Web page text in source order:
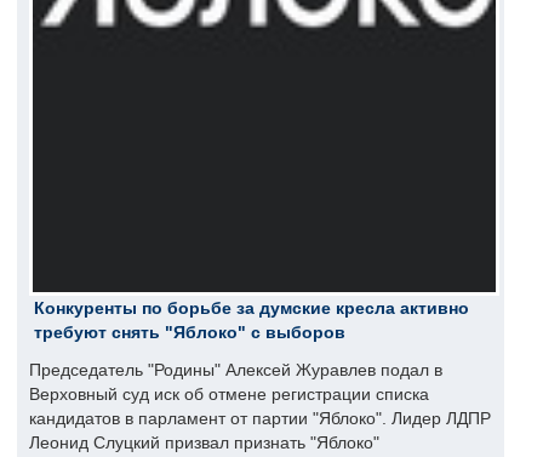
Конкуренты по борьбе за думские кресла активно
требуют снять "Яблоко" с выборов
Председатель "Родины" Алексей Журавлев подал в
Верховный суд иск об отмене регистрации списка
кандидатов в парламент от партии "Яблоко". Лидер ЛДПР
Леонид Слуцкий призвал признать "Яблоко"